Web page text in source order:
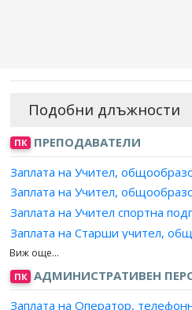
Подобни длъжности
ПК ПРЕПОДАВАТЕЛИ
Заплата на Учител,
Заплата на Учител,
Заплата на Учител спортна
Заплата на Старши учител,
Заплата на Старши учител,
Заплата на Старши учител
Заплата на Учител по религия
ПК АДМИНИСТРАТИВЕН
Заплата на Оператор,